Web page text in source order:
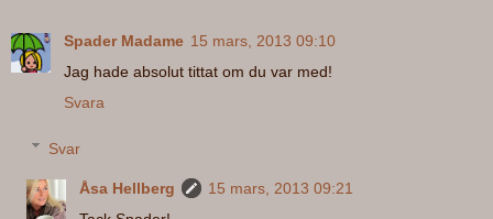
Spader Madame 15 mars, 2013 09:10
Jag hade absolut tittat om du var med!
Svara
Svar
Åsa Hellberg
15 mars, 2013 09:21